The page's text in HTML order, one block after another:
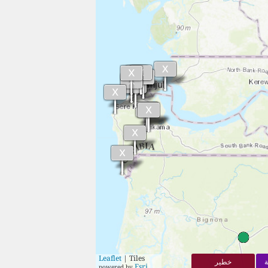
Leaflet | Tiles خطير